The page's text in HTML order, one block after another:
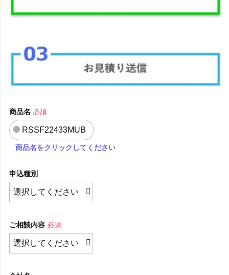
商品名 必須
RSSF22433MUB
商品名をクリックしてください
申込種別
ご相談内容 必須